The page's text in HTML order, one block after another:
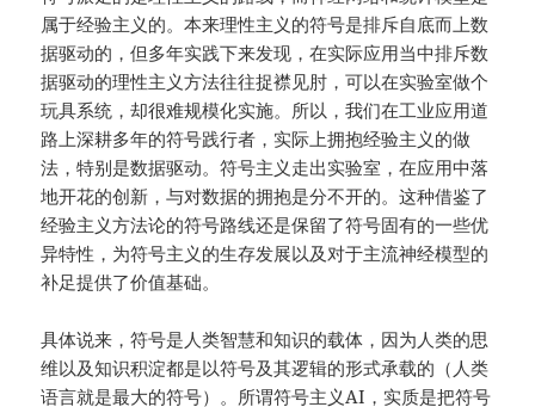
属于经验主义的。本来理性主义的符号是排斥自底而上数
据驱动的，但多年实践下来发现，在实际应用当中排斥数
据驱动的理性主义方法往往捉襟见肘，可以在实验室做个
玩具系统，却很难规模化实施。所以，我们在工业应用道
路上深耕多年的符号践行者，实际上拥抱经验主义的做
法，特别是数据驱动。符号主义走出实验室，在应用中落
地开花的创新，与对数据的拥抱是分不开的。这种借鉴了
经验主义方法论的符号路线还是保留了符号固有的一些优
异特性，为符号主义的生存发展以及对于主流神经模型的
补足提供了价值基础。
具体说来，符号是人类智慧和知识的载体，因为人类的思
维以及知识积淀都是以符号及其逻辑的形式承载的（人类
语言就是最大的符号）。所谓符号主义AI，实质是把符号